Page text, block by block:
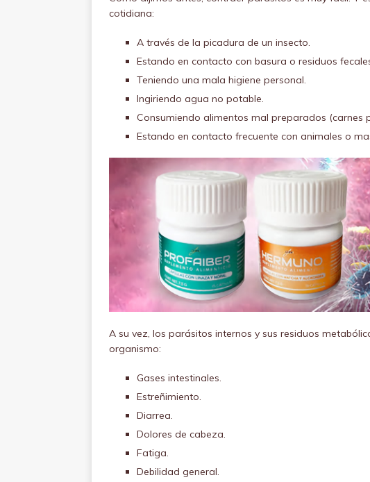
cotidiana:
A través de la picadura de un insecto.
Estando en contacto con basura o residuos
Teniendo una mala higiene personal.
Ingiriendo agua no potable.
Consumiendo alimentos mal preparados (carnes
Estando en contacto frecuente con animales o
A su vez, los parásitos internos y sus residuos
organismo:
Gases intestinales.
Estreñimiento.
Diarrea.
Dolores de cabeza.
Fatiga.
Debilidad general.